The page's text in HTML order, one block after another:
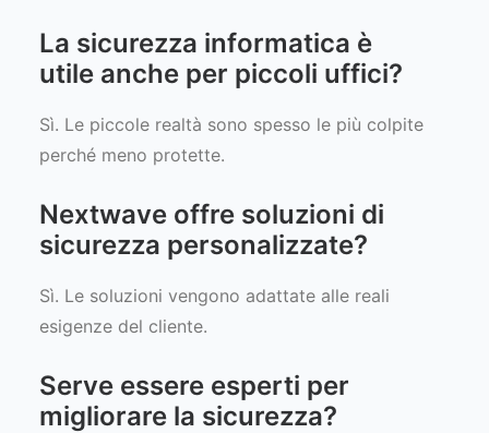
La sicurezza informatica è
utile anche per piccoli uffici?
Sì. Le piccole realtà sono spesso le più colpite
perché meno protette.
Nextwave offre soluzioni di
sicurezza personalizzate?
Sì. Le soluzioni vengono adattate alle reali
esigenze del cliente.
Serve essere esperti per
migliorare la sicurezza?